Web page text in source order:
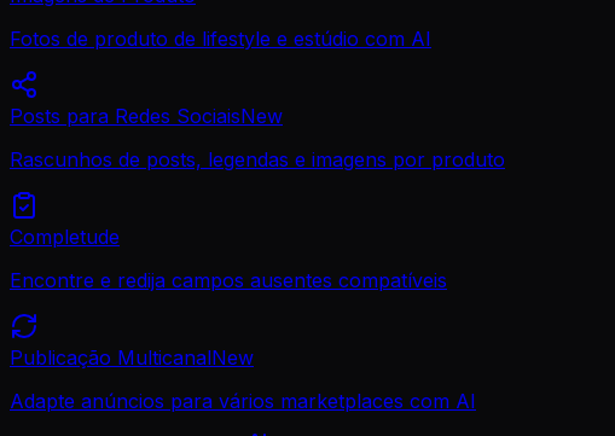
Fotos de produto de lifestyle e estúdio com AI
Posts para Redes SociaisNew
Rascunhos de posts, legendas e imagens por produto
Completude
Encontre e redija campos ausentes compatíveis
Publicação MulticanalNew
Adapte anúncios para vários marketplaces com AI